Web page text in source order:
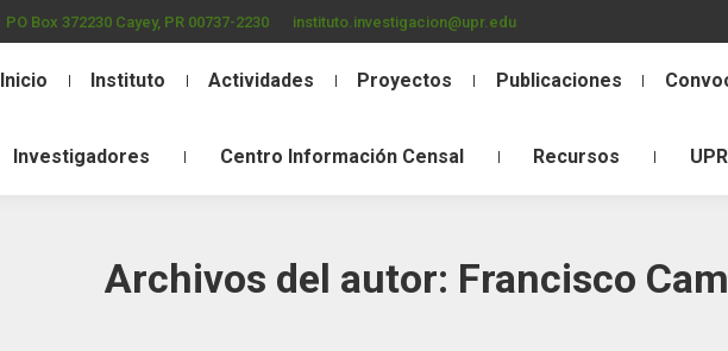
PO Box 372230 Cayey, PR 00737-2230 instituto.investigacion@upr.edu
Inicio Instituto Actividades Proyectos Publicaciones
Investigadores Centro Información Censal Recursos
Archivos del autor: Francisco